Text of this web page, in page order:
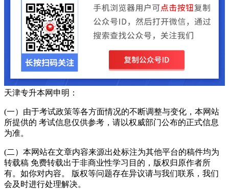
天津专升本网申明：
(一）由于考试政策等各方面情况的不断调整与变化，本网站
所提供的 考试信息仅供参考，请以权威部门公布的正式信息
为准。
(二）本网站在文章内容来源出处标注为其他平台的稿件均为
转载稿 免费转载出于非商业性学习目的，版权归原作者所
有。如你对内容。 版权等问题存在异议请与我们联系，我们
会及时进行处理解决。